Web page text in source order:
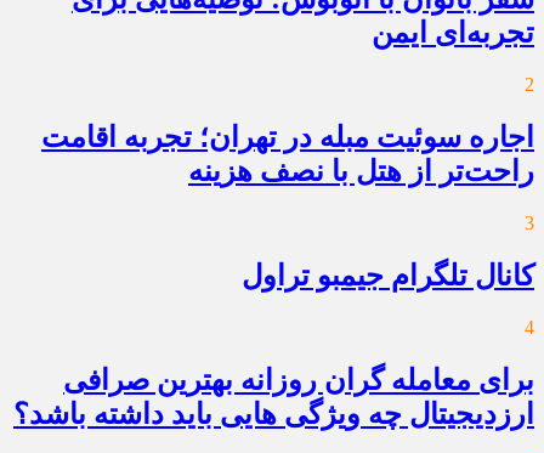
تجربه‌ای ایمن
2
اجاره سوئیت مبله در تهران؛ تجربه اقامت
راحت‌تر از هتل با نصف هزینه
3
کانال تلگرام جیمبو تراول
4
برای معامله گران روزانه بهترین صرافی
ارزدیجیتال چه ویژگی هایی باید داشته باشد؟